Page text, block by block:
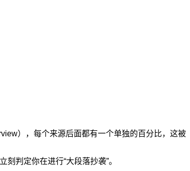
），每个来源后面都有一个单独的百分比，这被
判定你在进行“大段落抄袭”。